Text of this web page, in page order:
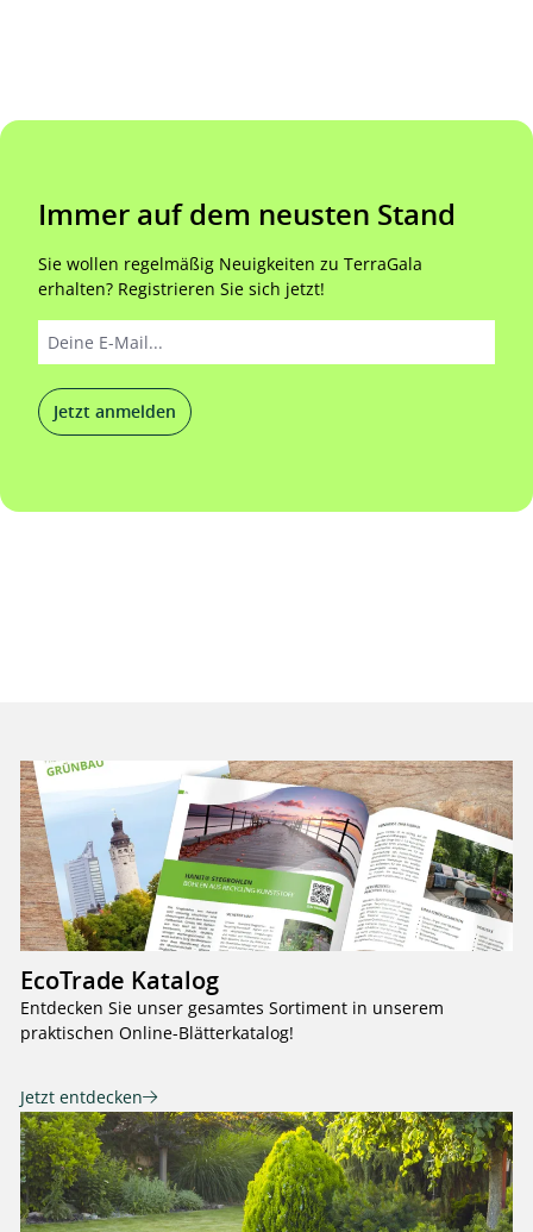
Immer auf dem neusten Stand
Sie wollen regelmäßig Neuigkeiten zu TerraGala
erhalten? Registrieren Sie sich jetzt!
Jetzt anmelden
EcoTrade Katalog
Entdecken Sie unser gesamtes Sortiment in unserem
praktischen Online-Blätterkatalog!
Jetzt entdecken